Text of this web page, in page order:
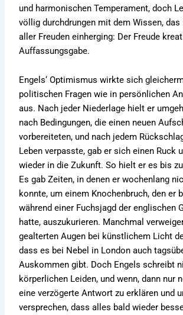
und harmonischen Temperament, doch
völlig durchdrungen mit dem Wissen,
aller Freuden einherging: Der Freude
Auffassungsgabe.
Engels‘ Optimismus wirkte sich
politischen Fragen wie in persönlichen
aus. Nach jeder Niederlage hielt er
nach Bedingungen, die einen neuen
vorbereiteten, und nach jedem
Leben verpasste, gab er sich einen Ruck
wieder in die Zukunft. So hielt er es bis
Es gab Zeiten, in denen er wochenlang
konnte, um einem Knochenbruch, den er
während einer Fuchsjagd der englischen
hatte, auszukurieren. Manchmal
gealterten Augen bei künstlichem Licht
dass es bei Nebel in London auch
Auskommen gibt. Doch Engels schreibt
körperlichen Leiden, und wenn, dann nur
eine verzögerte Antwort zu erklären und
versprechen, dass alles bald wieder